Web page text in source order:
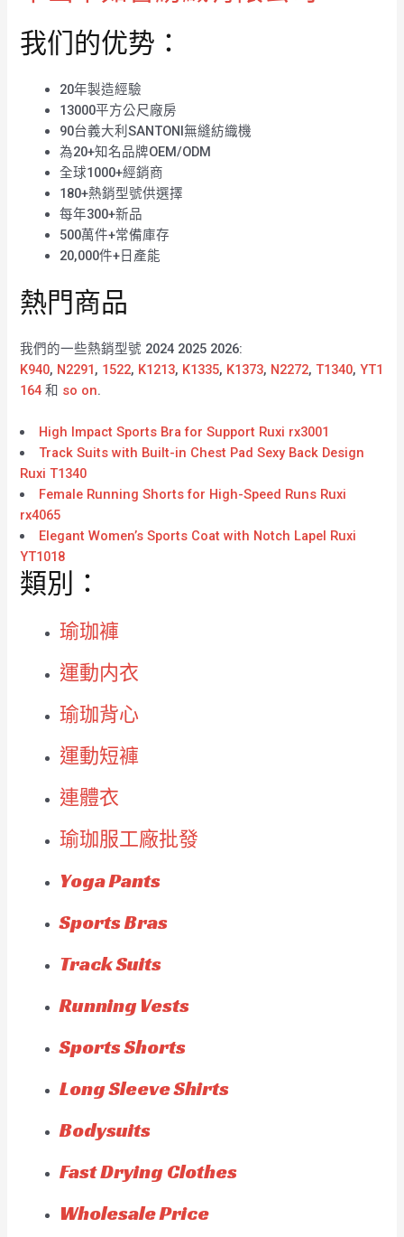
我们的优势：
20年製造經驗
13000平方公尺廠房
90台義大利SANTONI無縫紡織機
為20+知名品牌OEM/ODM
全球1000+經銷商
180+熱銷型號供選擇
每年300+新品
500萬件+常備庫存
20,000件+日產能
熱門商品
我們的一些熱銷型號 2024 2025 2026:
K940, N2291, 1522, K1213, K1335, K1373, N2272,T1340,YT1
164 和 so on.
High Impact Sports Bra for Support Ruxi rx3001
Track Suits with Built-in Chest Pad Sexy Back Design
Ruxi T1340
Female Running Shorts for High-Speed Runs Ruxi
rx4065
Elegant Women’s Sports Coat with Notch Lapel Ruxi
YT1018
類別：
瑜珈褲
運動内衣
瑜珈背心
運動短褲
連體衣
瑜珈服工廠批發
Yoga Pants
Sports Bras
Track Suits
Running Vests
Sports Shorts
Long Sleeve Shirts
Bodysuits
Fast Drying Clothes
Wholesale Price